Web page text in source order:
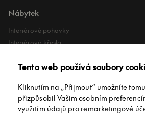
Nábytek
Interiérové pohovky
Interiérová křesla
Lehátka
Exteriérové pufy
Tento web používá soubory
Kliknutím na „Přijmout“ umožníte
přizpůsobil Vašim osobním
využitím údajů pro remarketingové